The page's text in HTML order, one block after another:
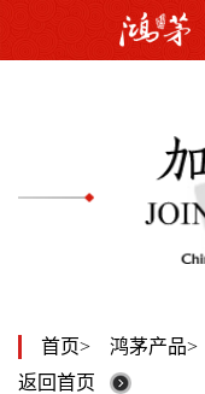
首页 鸿茅产品
返回首页